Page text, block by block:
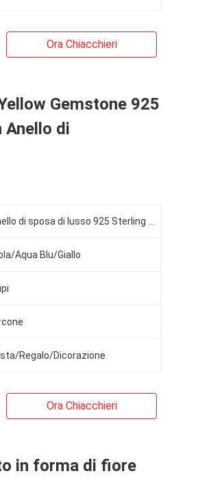
Ora Chiacchieri
Gemstone 925
Anello di
Aqua Blu/Giallo
Regalo/Dicorazione
Ora Chiacchieri
in forma di fiore